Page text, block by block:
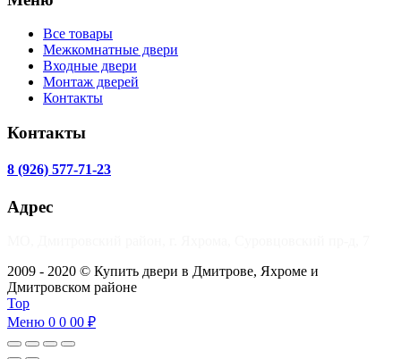
Все товары
Межкомнатные двери
Входные двери
Монтаж дверей
Контакты
Контакты
8 (926) 577-71-23
Адрес
2009 - 2020 © Купить двери в Дмитрове, Яхроме и
Дмитровском районе
Top
Меню 0 0 00 ₽